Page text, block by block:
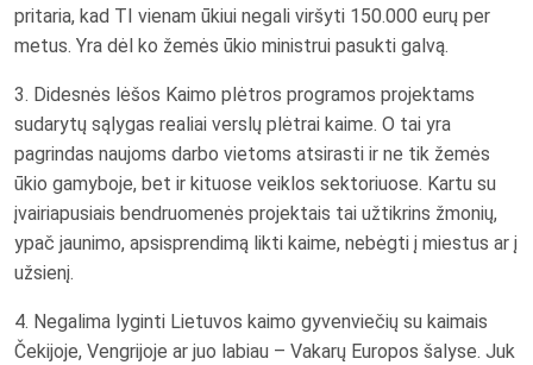
pritaria, kad TI vienam ūkiui negali viršyti 150.000 eurų per
metus. Yra dėl ko žemės ūkio ministrui pasukti galvą.
3. Didesnės lėšos Kaimo plėtros programos projektams
sudarytų sąlygas realiai verslų plėtrai kaime. O tai yra
pagrindas naujoms darbo vietoms atsirasti ir ne tik žemės
ūkio gamyboje, bet ir kituose veiklos sektoriuose. Kartu su
įvairiapusiais bendruomenės projektais tai užtikrins žmonių,
ypač jaunimo, apsisprendimą likti kaime, nebėgti į miestus ar į
užsienį.
4. Negalima lyginti Lietuvos kaimo gyvenviečių su kaimais
Čekijoje, Vengrijoje ar juo labiau – Vakarų Europos šalyse. Juk